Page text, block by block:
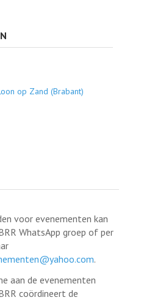
op Zand (Brabant)
voor evenementen kan
WhatsApp groep of per
.
aan de evenementen
coördineert de